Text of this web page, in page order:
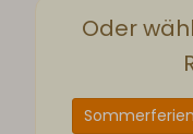
Oder
Sommerferien